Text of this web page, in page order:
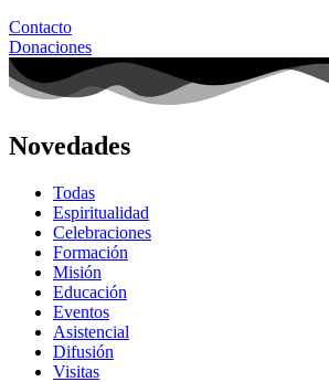
Contacto
Donaciones
Novedades
Todas
Espiritualidad
Celebraciones
Formación
Misión
Educación
Eventos
Asistencial
Difusión
Visitas